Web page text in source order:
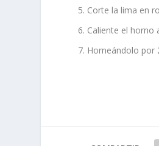
Corte la lima en
Caliente el horno
Horneándolo por